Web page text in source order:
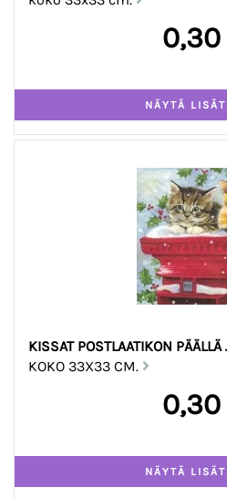
KISSAT POSTLAATIKON PÄÄLLÄ
KOKO 33X33 CM.